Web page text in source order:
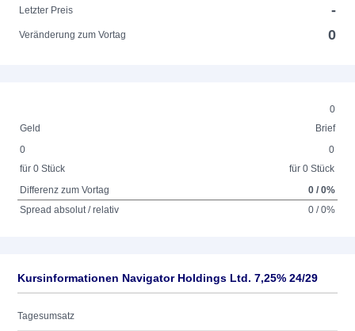
Letzter Preis
-
Veränderung zum Vortag 0
0
Geld
Brief
0
für 0 Stück
0
für 0 Stück
Differenz zum Vortag
0 / 0%
Spread absolut / relativ
0 / 0%
Kursinformationen Navigator Holdings Ltd. 7,25% 24/29
Tagesumsatz